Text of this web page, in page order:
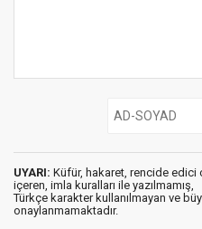
UYARI: Küfür, hakaret, rencide edici
içeren, imla kuralları ile yazılmamış,
Türkçe karakter kullanılmayan ve
onaylanmamaktadır.